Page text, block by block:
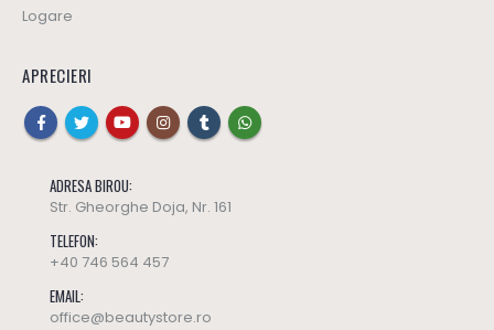
Logare
APRECIERI
ADRESA BIROU:
Str. Gheorghe Doja, Nr. 161
TELEFON:
+40 746 564 457
EMAIL:
office@beautystore.ro